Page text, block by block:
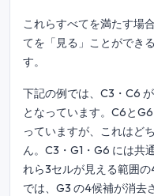
これらすべてを満たす場
てを「見る」ことができ
す。
下記の例では、C3・C6
となっています。C6と
っていますが、これはど
ん。C3・G1・G6 には共
れら3セルが見える範囲
では、G3 の4候補が消去